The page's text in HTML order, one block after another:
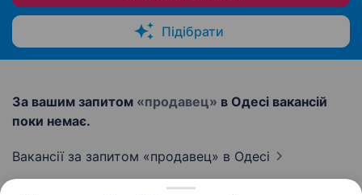
Підібрати
За вашим запитом «продавец» в Одесі вакансій
поки немає.
Вакансії за запитом «продавец» в Одесі